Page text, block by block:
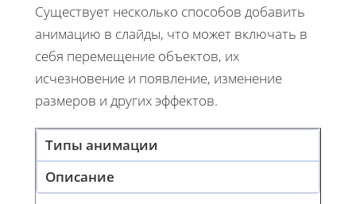
Существует несколько способов добавить
анимацию в слайды, что может включать в
себя перемещение объектов, их
исчезновение и появление, изменение
размеров и других эффектов.
Типы анимации
Описание